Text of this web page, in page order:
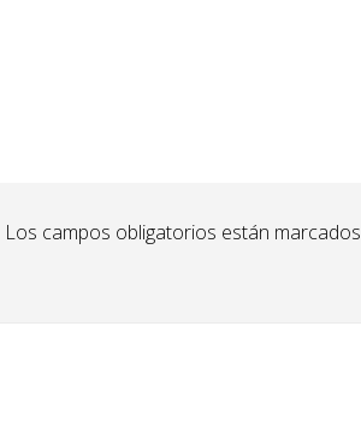
Los campos obligatorios están marcados